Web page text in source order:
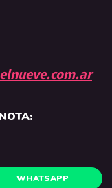
elnueve.com.ar
WHATSAPP